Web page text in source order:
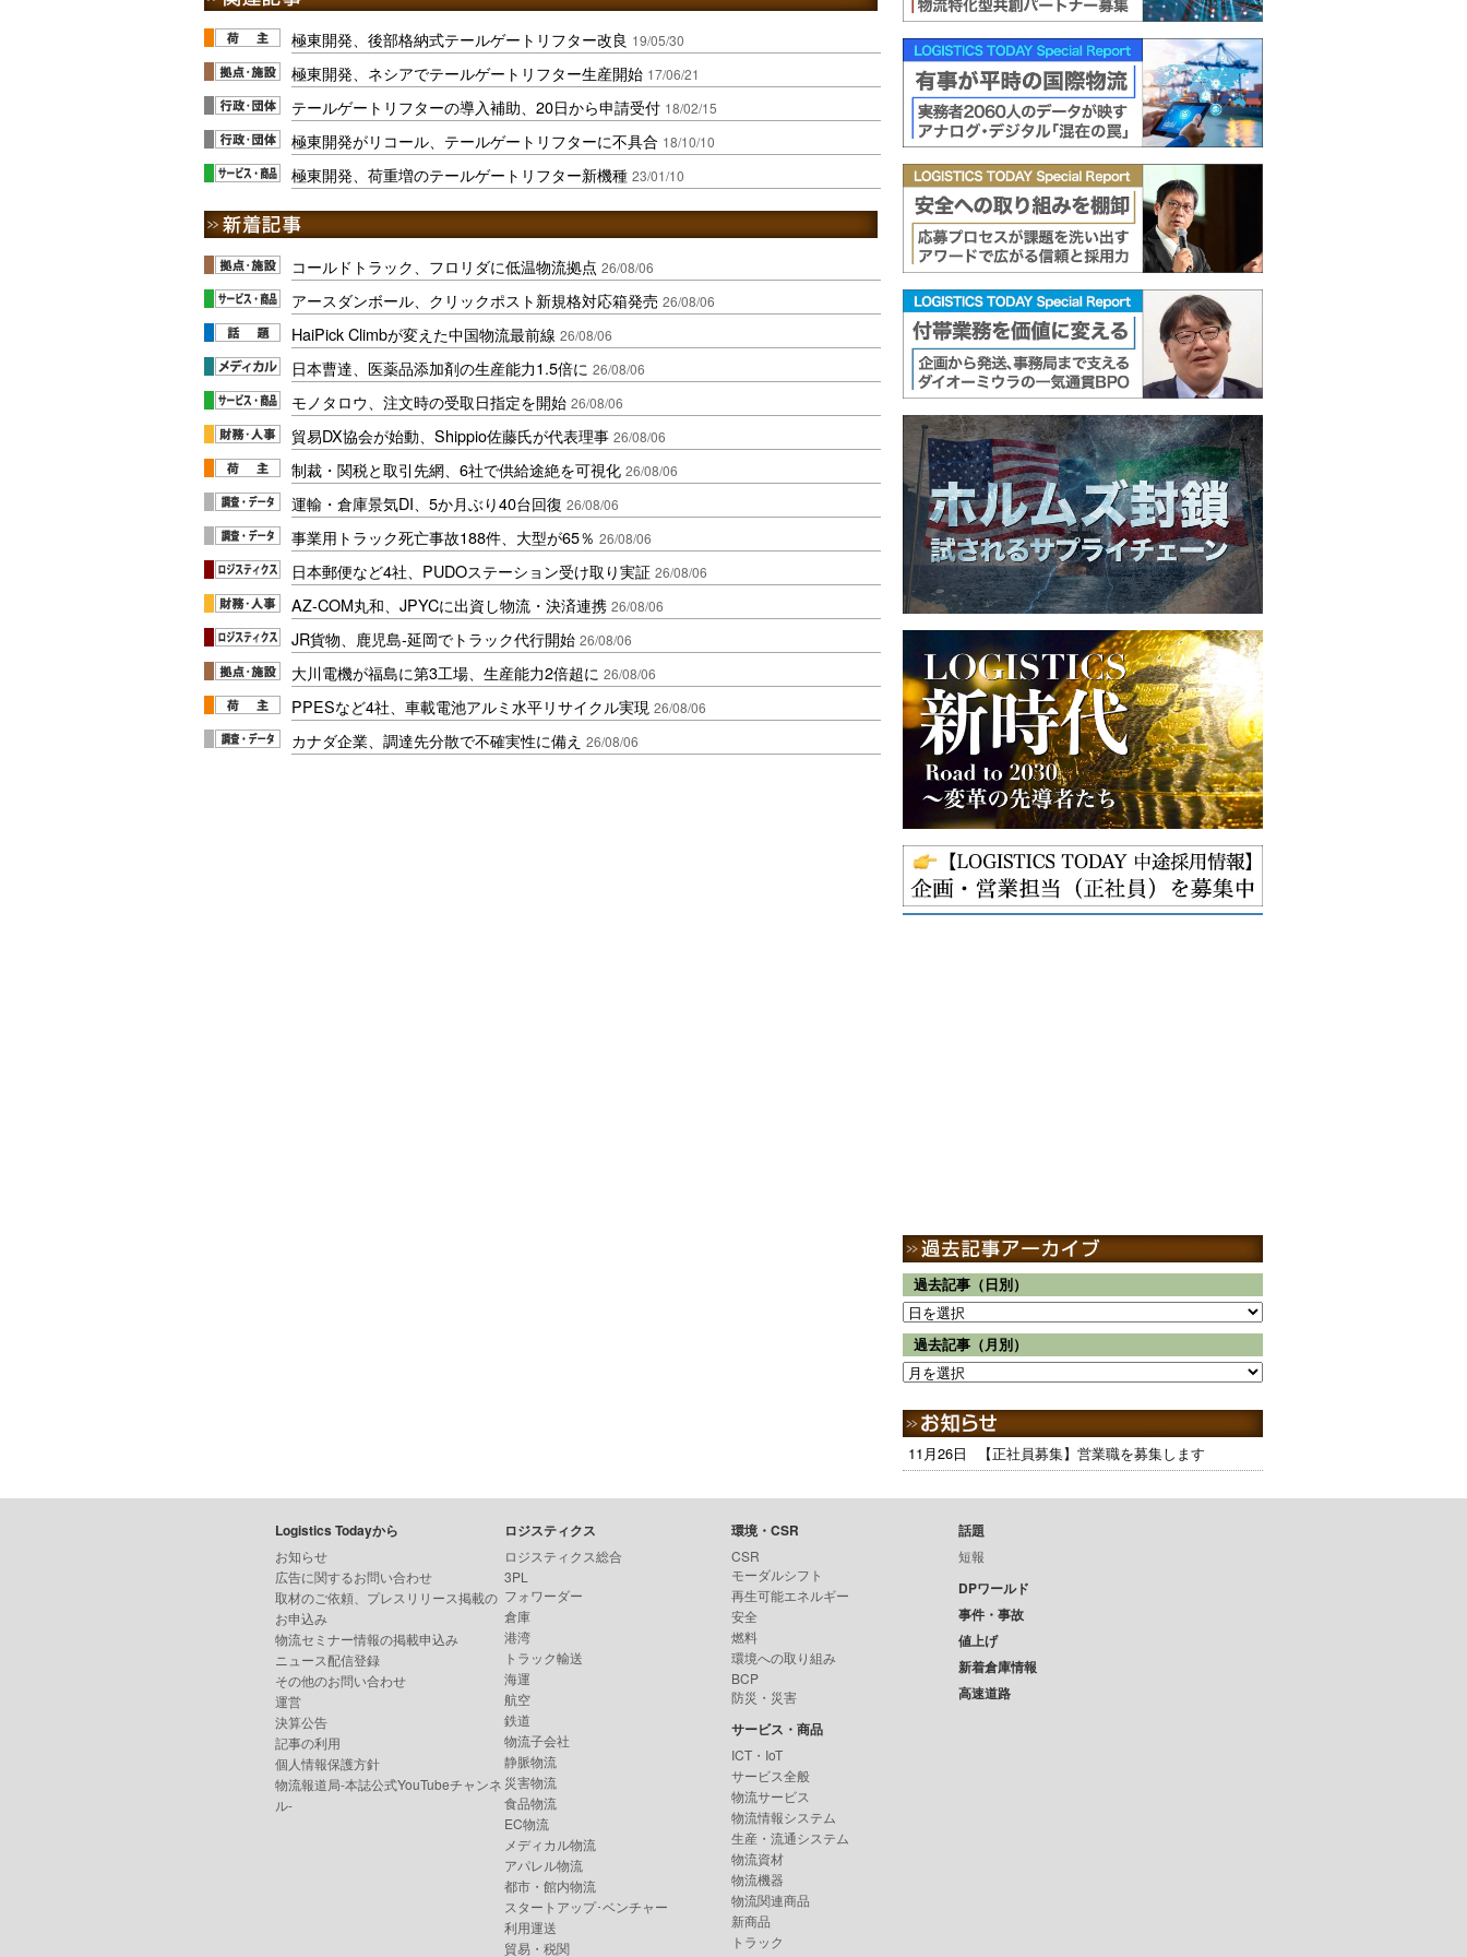
極東開発、後部格納式テールゲートリフター改良 19/05/30
極東開発、ネシアでテールゲートリフター生産開始 17/06/21
テールゲートリフターの導入補助、20日から申請受付 18/02/15
極東開発がリコール、テールゲートリフターに不具合 18/10/10
極東開発、荷重増のテールゲートリフター新機種 23/01/10
コールドトラック、フロリダに低温物流拠点 26/08/06
アースダンボール、クリックポスト新規格対応箱発売 26/08/06
HaiPick Climbが変えた中国物流最前線 26/08/06
日本曹達、医薬品添加剤の生産能力1.5倍に 26/08/06
モノタロウ、注文時の受取日指定を開始 26/08/06
貿易DX協会が始動、Shippio佐藤氏が代表理事 26/08/06
制裁・関税と取引先網、6社で供給途絶を可視化 26/08/06
運輸・倉庫景気DI、5か月ぶり40台回復 26/08/06
事業用トラック死亡事故188件、大型が65％ 26/08/06
日本郵便など4社、PUDOステーション受け取り実証 26/08/06
AZ-COM丸和、JPYCに出資し物流・決済連携 26/08/06
JR貨物、鹿児島-延岡でトラック代行開始 26/08/06
大川電機が福島に第3工場、生産能力2倍超に 26/08/06
PPESなど4社、車載電池アルミ水平リサイクル実現 26/08/06
カナダ企業、調達先分散で不確実性に備え 26/08/06
過去記事（日別）
過去記事（月別）
11月26日 【正社員募集】営業職を募集します
Logistics Todayから
お知らせ
広告に関するお問い合わせ
取材のご依頼、プレスリリース掲載の
お申込み
物流セミナー情報の掲載申込み
ニュース配信登録
その他のお問い合わせ
運営
決算公告
記事の利用
個人情報保護方針
物流報道局-本誌公式YouTubeチャンネ
ル-
ロジスティクス
ロジスティクス総合
3PL
フォワーダー
倉庫
港湾
トラック輸送
海運
航空
鉄道
物流子会社
静脈物流
災害物流
食品物流
EC物流
メディカル物流
アパレル物流
都市・館内物流
スタートアップ･ベンチャー
利用運送
貿易・税関
環境・CSR
CSR
モーダルシフト
再生可能エネルギー
安全
燃料
環境への取り組み
BCP
防災・災害
サービス・商品
ICT・IoT
サービス全般
物流サービス
物流情報システム
生産・流通システム
物流資材
物流機器
物流関連商品
新商品
トラック
話題
短報
DPワールド
事件・事故
値上げ
新着倉庫情報
高速道路